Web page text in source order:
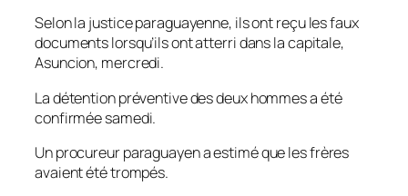
Selon la justice paraguayenne, ils ont reçu les faux
documents lorsqu’ils ont atterri dans la capitale,
Asuncion, mercredi.
La détention préventive des deux hommes a été
confirmée samedi.
Un procureur paraguayen a estimé que les frères
avaient été trompés.